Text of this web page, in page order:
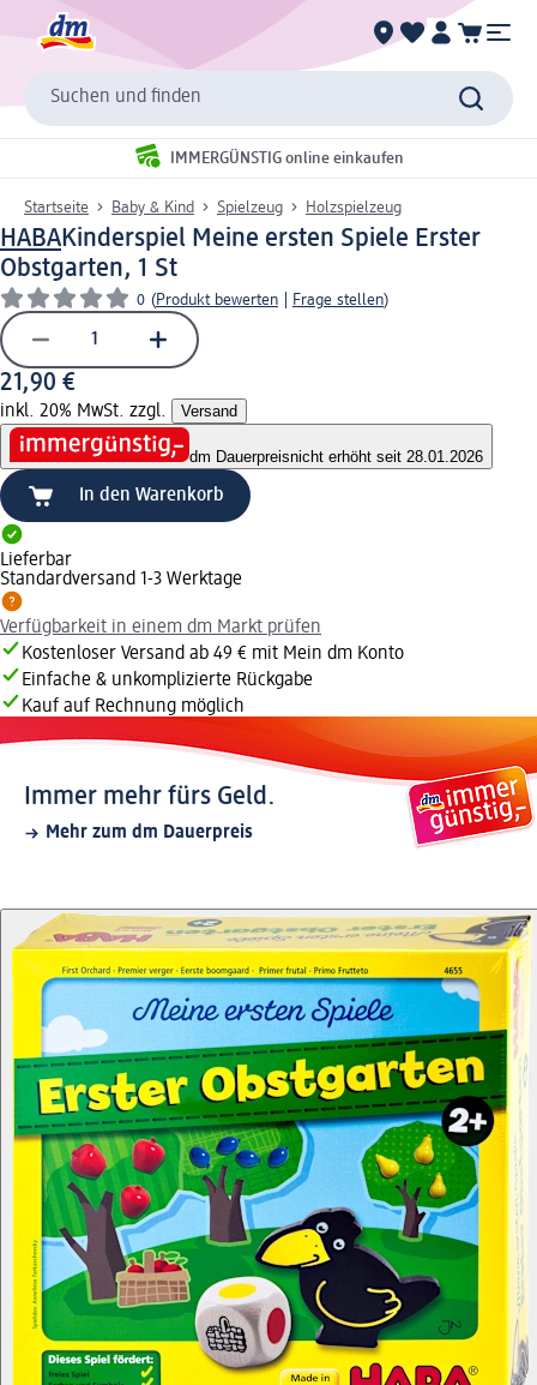
Suchen und finden
IMMERGÜNSTIG online einkaufen
Startseite Baby & Kind Spielzeug Holzspielzeug
HABAKinderspiel Meine ersten Spiele Erster
Obstgarten, 1 St
0 (Produkt bewerten Frage stellen)
21,90 €
inkl. 20% MwSt. zzgl. Versand
dm Dauerpreisnicht erhöht seit 28.01.2026
In den Warenkorb
Lieferbar
Standardversand 1-3 Werktage
Verfügbarkeit in einem dm Markt prüfen
Kostenloser Versand ab 49 € mit Mein dm Konto
Einfache & unkomplizierte Rückgabe
Kauf auf Rechnung möglich
Immer mehr fürs Geld.
Mehr zum dm Dauerpreis